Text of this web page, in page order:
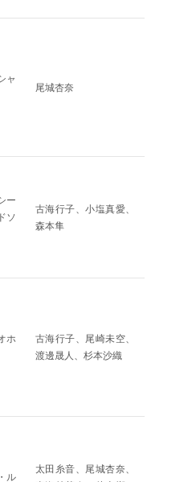
ャ
尾城杏奈
ー
ソ
古海行子、小塩真愛、
森本隼
ホ
古海行子、尾崎未空、
渡邊晟人、杉本沙織
ル
太田糸音、尾城杏奈、